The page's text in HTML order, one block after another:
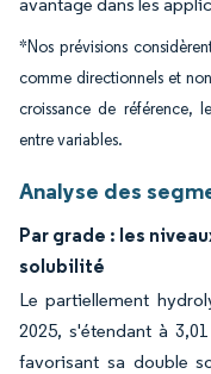
*Nos prévisions
comme directionnels et
croissance de référence,
entre variables.
Analyse des
Par grade : les
solubilité
Le partiellement
2025, s'étendant à
favorisant sa double